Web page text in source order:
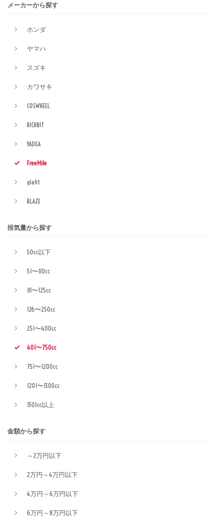
メーカーから探す
ホンダ
ヤマハ
スズキ
カワサキ
COSWHEEL
RICHBIT
YADEA
FreeMile
glafit
BLAZE
排気量から探す
50cc以下
51〜110cc
111〜125cc
126〜250cc
251〜400cc
401〜750cc
751〜1200cc
1201〜1300cc
1301cc以上
金額から探す
～2万円以下
2万円～4万円以下
4万円～6万円以下
6万円～8万円以下